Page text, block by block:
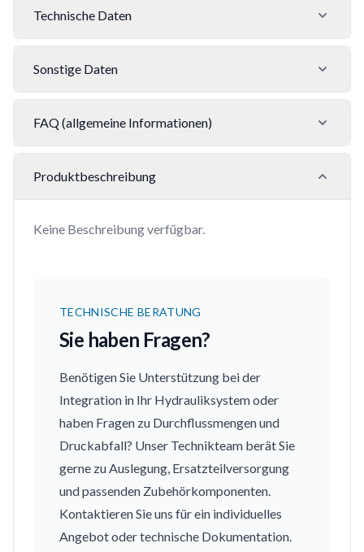
Technische Daten
Sonstige Daten
FAQ (allgemeine Informationen)
Produktbeschreibung
Keine Beschreibung verfügbar.
TECHNISCHE BERATUNG
Sie haben Fragen?
Benötigen Sie Unterstützung bei der
Integration in Ihr Hydrauliksystem oder
haben Fragen zu Durchflussmengen und
Druckabfall? Unser Technikteam berät Sie
gerne zu Auslegung, Ersatzteilversorgung
und passenden Zubehörkomponenten.
Kontaktieren Sie uns für ein individuelles
Angebot oder technische Dokumentation.